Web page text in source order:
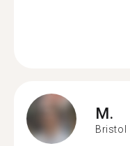
M.
Bristol